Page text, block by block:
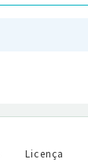
Licença